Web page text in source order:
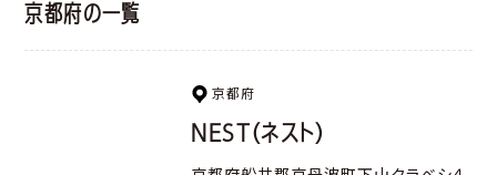
京都府の一覧
京都府
NEST（ネスト）